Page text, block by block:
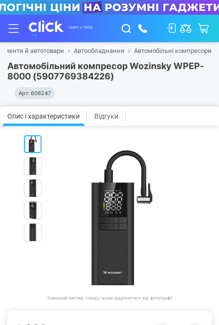
й автотовари Автообладнання Автомобільні компресори
Автомобільний компресор Wozinsky WPEP-
8000 (5907769384226)
Арт. 606247
Опис і характеристики Відгуки
Зовнішній вигляд товару може відрізнятися від фотографії